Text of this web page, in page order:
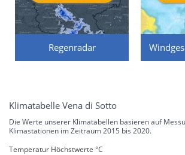
Regenradar
Klimatabelle Vena di Sotto
Die Werte unserer Klimatabellen basieren auf
Klimastationen im Zeitraum 2015 bis 2020.
Temperatur Höchstwerte °C